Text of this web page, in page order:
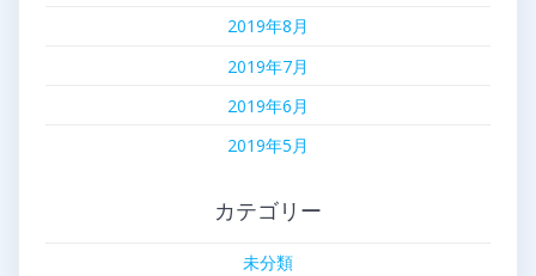
2019年8月
2019年7月
2019年6月
2019年5月
カテゴリー
未分類